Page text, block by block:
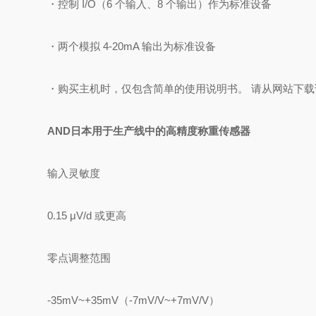
・控制 I/O（6 个输入、8 个输出）作为标准设备
・两个模拟 4-20mA 输出为标准设备
・购买主机时，仅包含简单的使用说明书。 请从网站下载
AND日本用于生产线中的高精度称重传感器
输入灵敏度
0.15 μV/d 或更高
零点调整范围
-35mV~+35mV（-7mV/V~+7mV/V）